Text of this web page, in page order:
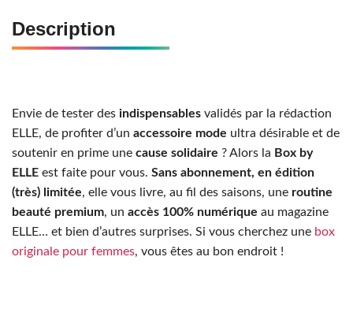
Description
Envie de tester des indispensables validés par la rédaction
ELLE, de profiter d’un accessoire mode ultra désirable et de
soutenir en prime une cause solidaire ? Alors la Box by
ELLE est faite pour vous. Sans abonnement, en édition
(très) limitée, elle vous livre, au fil des saisons, une routine
beauté premium, un accès 100% numérique au magazine
ELLE… et bien d’autres surprises. Si vous cherchez une box
originale pour femmes, vous êtes au bon endroit !